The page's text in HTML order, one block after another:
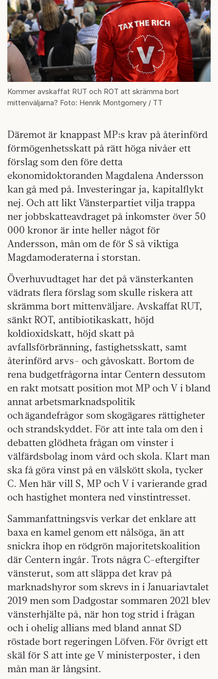
Kommer avskaffat RUT och ROT att skrämma bort
mittenväljarna? Foto: Henrik Montgomery / TT
Däremot är knappast MP:s krav på återinförd
förmögenhetsskatt på rätt höga nivåer ett
förslag som den före detta
ekonomidoktoranden Magdalena Andersson
kan gå med på. Investeringar ja, kapitalflykt
nej. Och att likt Vänsterpartiet vilja trappa
ner jobbskatteavdraget på inkomster över 50
000 kronor är inte heller något för
Andersson, mån om de för S så viktiga
Magdamoderaterna i storstan.
Överhuvudtaget har det på vänsterkanten
vädrats flera förslag som skulle riskera att
skrämma bort mittenväljare. Avskaffat RUT,
sänkt ROT, antibiotikaskatt, höjd
koldioxidskatt, höjd skatt på
avfallsförbränning, fastighetsskatt, samt
återinförd arvs- och gåvoskatt. Bortom de
rena budgetfrågorna intar Centern dessutom
en rakt motsatt position mot MP och V i bland
annat arbetsmarknadspolitik
och ägandefrågor som skogägares rättigheter
och strandskyddet. För att inte tala om den i
debatten glödheta frågan om vinster i
välfärdsbolag inom vård och skola. Klart man
ska få göra vinst på en välskött skola, tycker
C. Men här vill S, MP och V i varierande grad
och hastighet montera ned vinstintresset.
Sammanfattningsvis verkar det enklare att
baxa en kamel genom ett nålsöga, än att
snickra ihop en rödgrön majoritetskoalition
där Centern ingår. Trots några C-eftergifter
vänsterut, som att släppa det krav på
marknadshyror som skrevs in i Januariavtalet
2019 men som Dadgostar sommaren 2021 blev
vänsterhjälte på, när hon tog strid i frågan
och i ohelig allians med bland annat SD
röstade bort regeringen Löfven. För övrigt ett
skäl för S att inte ge V ministerposter, i den
mån man är långsint.